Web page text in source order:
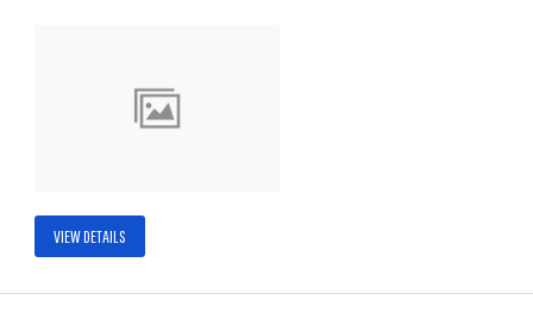
VIEW DETAILS